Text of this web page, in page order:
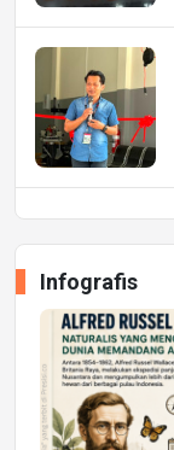
Infografis